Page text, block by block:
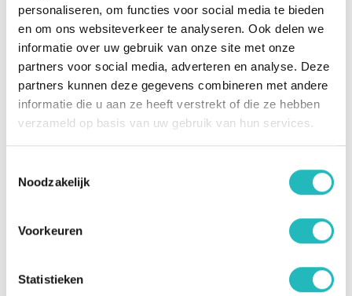
personaliseren, om functies voor social media te bieden
en om ons websiteverkeer te analyseren. Ook delen we
informatie over uw gebruik van onze site met onze
partners voor social media, adverteren en analyse. Deze
partners kunnen deze gegevens combineren met andere
informatie die u aan ze heeft verstrekt of die ze hebben
verzameld op basis van uw gebruik van hun services.
Noodzakelijk
Voorkeuren
Statistieken
om kennis te maken met de zorg.
Bij RIBW Arnhem & Veluwe Vallei sta je er niet
alleen voor: je krijgt goede begeleiding, kunt
trainingen volgen (zoals de
basistrainingInleiding Psychopathologie) en
gewoon bij!
Wat vragen wij van jou?
Een specifieke opleiding is niet nodig, maar het
is goed om te weten dat het om een complexe
doelgroep gaat. Je moet dus stevig in je